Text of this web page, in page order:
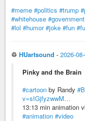
#meme #politics #trump
#whitehouse #government
#lol #humor #joke #fun
♲ HUartsound - 2026-
Pinky and the Brain
#cartoon by Randy
v=sIGjfyzwwM…
13:13 min animation
#animation #video